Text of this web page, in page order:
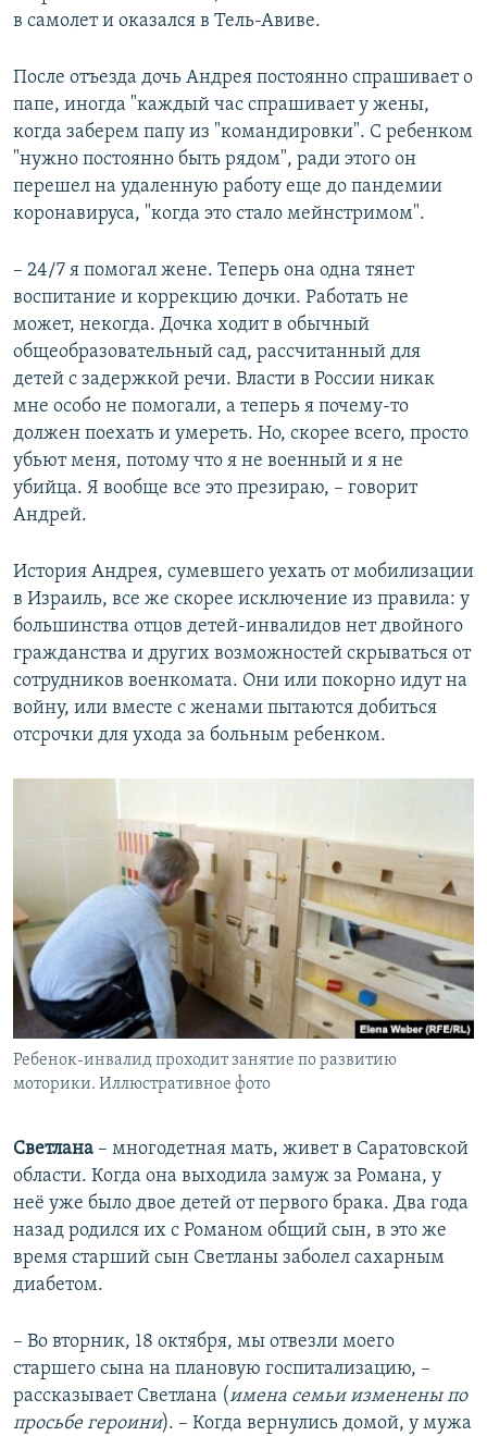
в самолет и оказался в Тель-Авиве.
После отъезда дочь Андрея постоянно спрашивает о
папе, иногда "каждый час спрашивает у жены,
когда заберем папу из "командировки". С ребенком
"нужно постоянно быть рядом", ради этого он
перешел на удаленную работу еще до пандемии
коронавируса, "когда это стало мейнстримом".
– 24/7 я помогал жене. Теперь она одна тянет
воспитание и коррекцию дочки. Работать не
может, некогда. Дочка ходит в обычный
общеобразовательный сад, рассчитанный для
детей с задержкой речи. Власти в России никак
мне особо не помогали, а теперь я почему-то
должен поехать и умереть. Но, скорее всего, просто
убьют меня, потому что я не военный и я не
убийца. Я вообще все это презираю, – говорит
Андрей.
История Андрея, сумевшего уехать от мобилизации
в Израиль, все же скорее исключение из правила: у
большинства отцов детей-инвалидов нет двойного
гражданства и других возможностей скрываться от
сотрудников военкомата. Они или покорно идут на
войну, или вместе с женами пытаются добиться
отсрочки для ухода за больным ребенком.
Ребенок-инвалид проходит занятие по развитию
моторики. Иллюстративное фото
Светлана – многодетная мать, живет в Саратовской
области. Когда она выходила замуж за Романа, у
неё уже было двое детей от первого брака. Два года
назад родился их с Романом общий сын, в это же
время старший сын Светланы заболел сахарным
диабетом.
– Во вторник, 18 октября, мы отвезли моего
старшего сына на плановую госпитализацию, –
рассказывает Светлана (имена семьи изменены по
просьбе героини). – Когда вернулись домой, у мужа